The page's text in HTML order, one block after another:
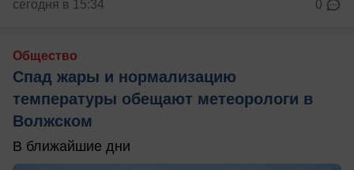
сегодня в 15:34 0
Общество
Спад жары и нормализацию
температуры обещают метеорологи в
Волжском
В ближайшие дни